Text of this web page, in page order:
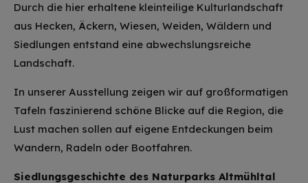
Durch die hier erhaltene kleinteilige Kulturlandschaft
aus Hecken, Äckern, Wiesen, Weiden, Wäldern und
Siedlungen entstand eine abwechslungsreiche
Landschaft.
In unserer Ausstellung zeigen wir auf großformatigen
Tafeln faszinierend schöne Blicke auf die Region, die
Lust machen sollen auf eigene Entdeckungen beim
Wandern, Radeln oder Bootfahren.
Siedlungsgeschichte des Naturparks Altmühltal